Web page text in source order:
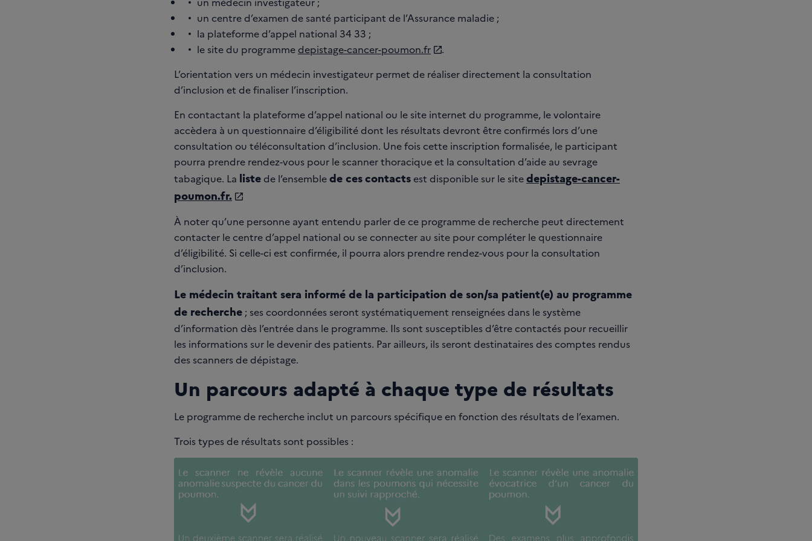
un centre d’examen de santé participant de l’Assurance maladie ;
la plateforme d’appel national 34 33 ;
le site du programme depistage-cancer-poumon.fr
.
L’orientation vers un médecin investigateur permet de réaliser directement la consultation
d’inclusion et de finaliser l’inscription.
En contactant la plateforme d’appel national ou le site internet du programme, le volontaire
accèdera à un questionnaire d’éligibilité dont les résultats devront être confirmés lors d’une
consultation ou téléconsultation d’inclusion. Une fois cette inscription formalisée, le participant
pourra prendre rendez-vous pour le scanner thoracique et la consultation d’aide au sevrage
tabagique. La liste de l’ensemblede cescontacts est disponible sur le sitedepistage-cancer-
poumon.fr.
À noter qu’une personne ayant entendu parler de ce programme de recherche peut directement
contacter le centre d’appel national ou se connecter au site pour compléter le questionnaire
d’éligibilité. Si celle-ci est confirmée, il pourra alors prendre rendez-vous pour la consultation
d’inclusion.
Le médecin traitant sera informé de la participation de son/sa patient(e) au programme
de recherche ; ses coordonnées seront systématiquement renseignées dans le système
d’information dès l’entrée dans le programme. Ils sont susceptibles d’être contactés pour recueillir
les informations sur le devenir des patients. Par ailleurs, ils seront destinataires des comptes rendus
des scanners de dépistage.
Un parcours adapté à chaque type de résultats
Le programme de recherche inclut un parcours spécifique en fonction des résultats de l’examen.
Trois types de résultats sont possibles :